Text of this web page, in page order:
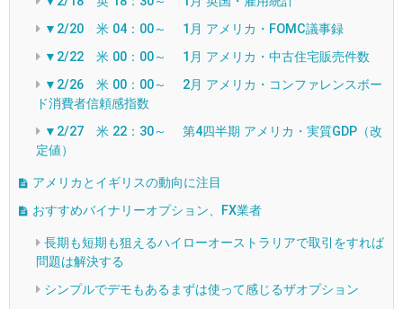
▼2/20 米 04：00～ 1月 アメリカ・FOMC議事録
▼2/22 米 00：00～ 1月 アメリカ・中古住宅販売件数
▼2/26 米 00：00～ 2月 アメリカ・コンファレンスボー
ド消費者信頼感指数
▼2/27 米 22：30～ 第4四半期 アメリカ・実質GDP（改
定値）
アメリカとイギリスの動向に注目
おすすめバイナリーオプション、FX業者
長期も短期も狙えるハイローオーストラリアで取引をすれば
問題は解決する
シンプルでデモもあるまずは使って感じるザオプション